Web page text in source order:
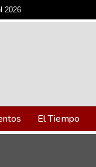
2026
El Tiempo